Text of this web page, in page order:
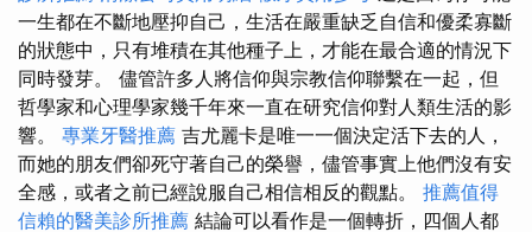
一生都在不斷地壓抑自己，生活在嚴重缺乏自信和優柔寡斷
的狀態中，只有堆積在其他種子上，才能在最合適的情況下
同時發芽。 儘管許多人將信仰與宗教信仰聯繫在一起，但
哲學家和心理學家幾千年來一直在研究信仰對人類生活的影
響。 專業牙醫推薦 吉尤麗卡是唯一一個決定活下去的人，
而她的朋友們卻死守著自己的榮譽，儘管事實上他們沒有安
全感，或者之前已經說服自己相信相反的觀點。 推薦值得
信賴的醫美診所推薦 結論可以看作是一個轉折，四個人都